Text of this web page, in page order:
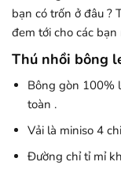
bạn có trốn ở đâu ?
đem tới cho các
Thú nhồi bông
Bông gòn 100%
toàn .
Vải là miniso 4
Đường chỉ tỉ mỉ